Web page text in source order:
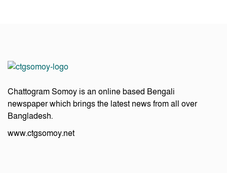
Chattogram Somoy is an online based Bengali
newspaper which brings the latest news from all over
Bangladesh.
www.ctgsomoy.net